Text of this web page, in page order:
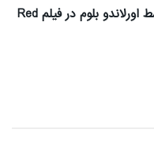
قتل عام گانگسترها توسط اورلاندو بلوم در فیلم Red